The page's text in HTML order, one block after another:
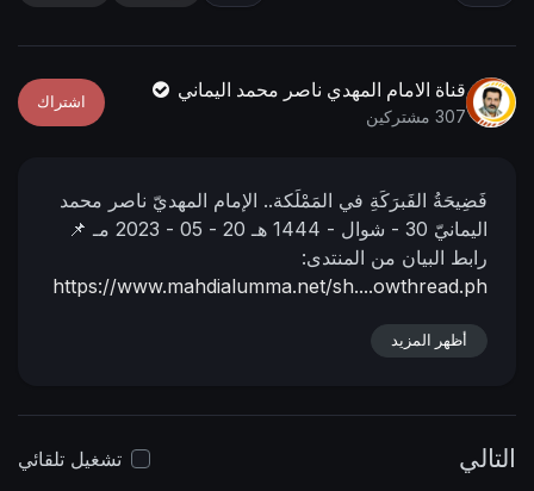
g
f
u
l
قناة الامام المهدي ناصر محمد اليماني
307 مشتركين
اشتراك
فَضِيحَةُ الفَبرَكَةِ في المَمْلَكة.. الإمام المهديّ ناصر محمد
اليمانيّ 30 - شوال - 1444 هـ 20 - 05 - 2023 مـ
📌
رابط البيان من المنتدى:
https://www.mahdialumma.net/sh....owthread.ph
أظهر المزيد
التالي
تشغيل تلقائي